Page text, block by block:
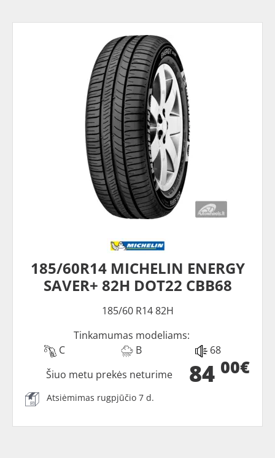
185/60R14 MICHELIN ENERGY
SAVER+ 82H DOT22 CBB68
185/60 R14 82H
Tinkamumas modeliams:
C
B 68
84 00€
Šiuo metu prekės neturime
Atsiėmimas rugpjūčio 7 d.